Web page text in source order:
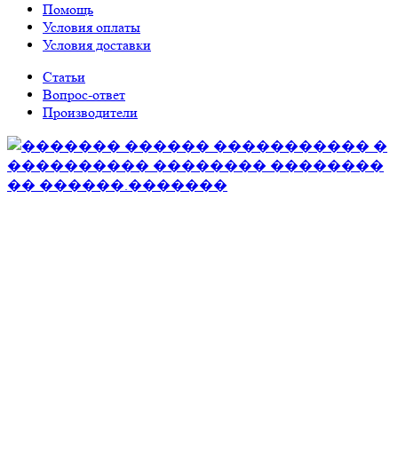
Помощь
Условия оплаты
Условия доставки
Статьи
Вопрос-ответ
Производители